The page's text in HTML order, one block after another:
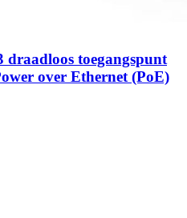
toegangspunt
over Ethernet (PoE)